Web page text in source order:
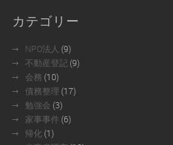
カテゴリー
NPO法人 (9)
不動産登記 (9)
会務 (10)
債務整理 (17)
勉強会 (3)
家事事件 (6)
帰化 (1)